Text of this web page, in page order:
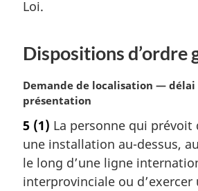
Loi.
Dispositions d’ordre
N
o
e
m
a
r
Demande de localisation — délai
présentation
5 (1) La personne qui
une installation au-dessus,
le long d’une ligne
interprovinciale ou